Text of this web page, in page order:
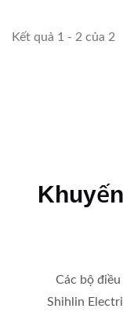
Kết quả 1 - 2 của 2
Các bộ
Shihlin